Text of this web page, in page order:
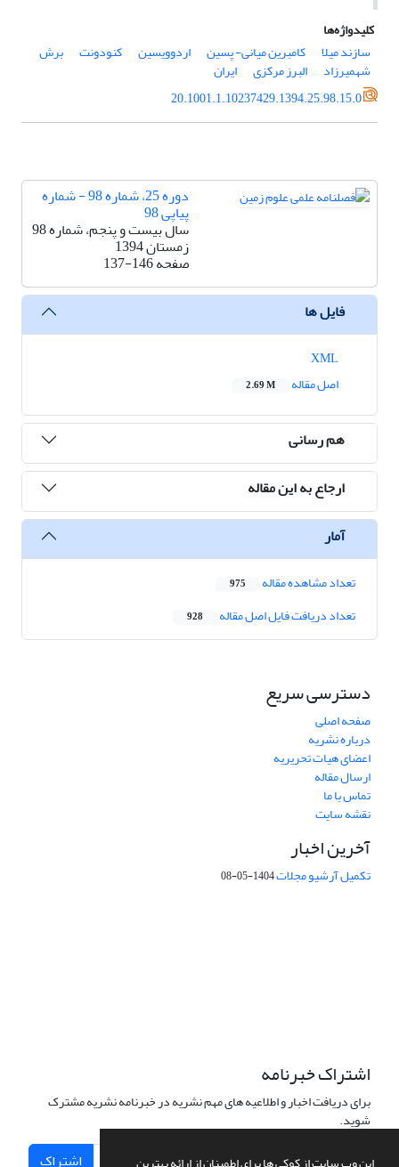
کلیدواژه‌ها
سازند میلا
کامبرین میانی- پسین اردوویسین کنودونت برش
شهمیرزاد البرز مرکزی
ایران
20.1001.1.10237429.1394.25.98.15.0
دوره 25، شماره 98 - شماره
پیاپی 98
سال بیست و پنجم، شماره 98
زمستان 1394
صفحه137-146
فایل ها
اصل مقاله
2.69 M
هم رسانی
ارجاع به این مقاله
آمار
تعداد مشاهده مقاله 975
تعداد دریافت فایل اصل مقاله 928
دسترسی سریع
صفحه اصلی
درباره نشریه
اعضای هیات تحریریه
ارسال مقاله
تماس با ما
نقشه سایت
آخرین اخبار
تکمیل آرشیو مجلات1404-05-08
اشتراک خبرنامه
برای دریافت اخبار و اطلاعیه های مهم نشریه در خبرنامه نشریه مشترک
شوید.
اشتراک